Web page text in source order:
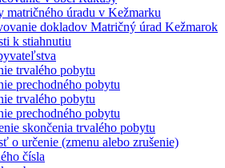
matričného úradu v Kežmarku
dokladov Matričný úrad Kežmarok
k stiahnutiu
trvalého pobytu
prechodného pobytu
trvalého pobytu
prechodného pobytu
skončenia trvalého pobytu
o určenie (zmenu alebo zrušenie)
čísla